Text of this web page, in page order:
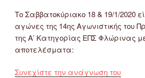
Το Σαββατοκύριακο 18 & 19/1/2020
αγώνες της 14ης Αγωνιστικής του
της Α’ Κατηγορίας ΕΠΣ Φλώρινας
αποτελέσματα:
Συνεχίστε την ανάγνωση του